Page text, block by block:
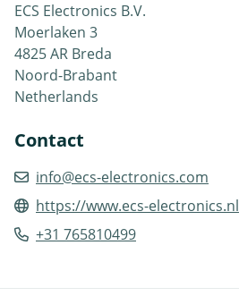
ECS Electronics B.V.
Moerlaken 3
4825 AR Breda
Noord-Brabant
Netherlands
Contact
info@ecs-electronics.com
https://www.ecs-electronics.nl
+31 765810499